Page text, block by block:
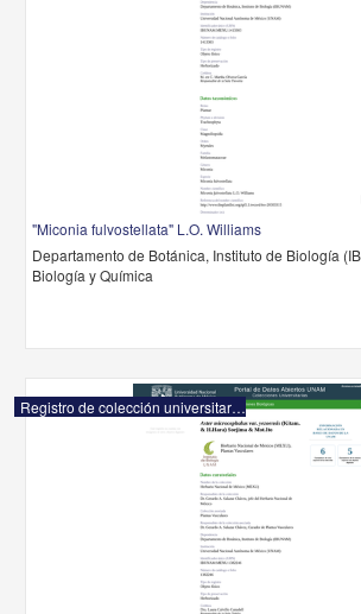
"Miconia fulvostellata" L.O. Williams
Departamento de Botánica, Instituto de Biología
Biología y Química
Registro de colección universitaria